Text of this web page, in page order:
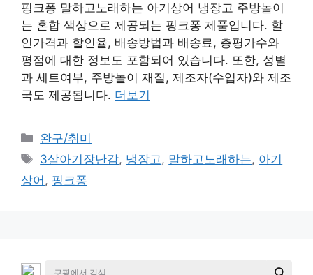
핑크퐁 말하고노래하는 아기상어 냉장고 주방놀이
는 혼합 색상으로 제공되는 핑크퐁 제품입니다. 할
인가격과 할인율, 배송방법과 배송료, 총평가수와
평점에 대한 정보도 포함되어 있습니다. 또한, 성별
과 세트여부, 주방놀이 재질, 제조자(수입자)와 제조
국도 제공됩니다. 더보기
카
테
리
완구/취미
태
그
3살아기장난감, 냉장고, 말하고노래하는, 아기
상어 , 핑크퐁